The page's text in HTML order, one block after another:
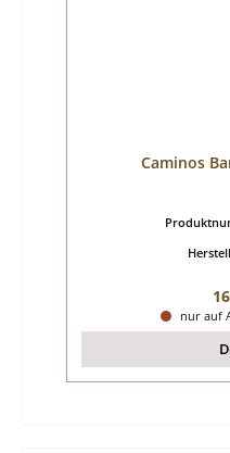
Caminos
nur auf